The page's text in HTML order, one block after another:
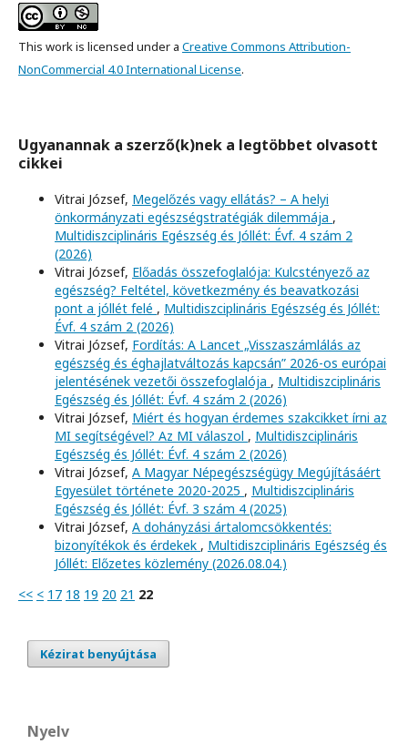
This work is licensed under a Creative Commons Attribution-
NonCommercial 4.0 International License.
Ugyanannak a szerző(k)nek a legtöbbet olvasott
cikkei
Vitrai József, Megelőzés vagy ellátás? – A helyi
önkormányzati egészségstratégiák dilemmája ,
Multidiszciplináris Egészség és Jóllét: Évf. 4 szám 2
(2026)
Vitrai József, Előadás összefoglalója: Kulcstényező az
egészség? Feltétel, következmény és beavatkozási
pont a jóllét felé , Multidiszciplináris Egészség és Jóllét:
Évf. 4 szám 2 (2026)
Vitrai József, Fordítás: A Lancet „Visszaszámlálás az
egészség és éghajlatváltozás kapcsán” 2026-os európai
jelentésének vezetői összefoglalója , Multidiszciplináris
Egészség és Jóllét: Évf. 4 szám 2 (2026)
Vitrai József, Miért és hogyan érdemes szakcikket írni az
MI segítségével? Az MI válaszol , Multidiszciplináris
Egészség és Jóllét: Évf. 4 szám 2 (2026)
Vitrai József, A Magyar Népegészségügy Megújításáért
Egyesület története 2020-2025 , Multidiszciplináris
Egészség és Jóllét: Évf. 3 szám 4 (2025)
Vitrai József, A dohányzási ártalomcsökkentés:
bizonyítékok és érdekek , Multidiszciplináris Egészség és
Jóllét: Előzetes közlemény (2026.08.04.)
<< < 17 18 19 20 21 22
Kézirat benyújtása
Nyelv